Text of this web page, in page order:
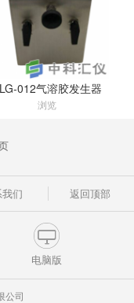
012气溶胶发生器
浏览
们 返回顶部
电脑版
公司